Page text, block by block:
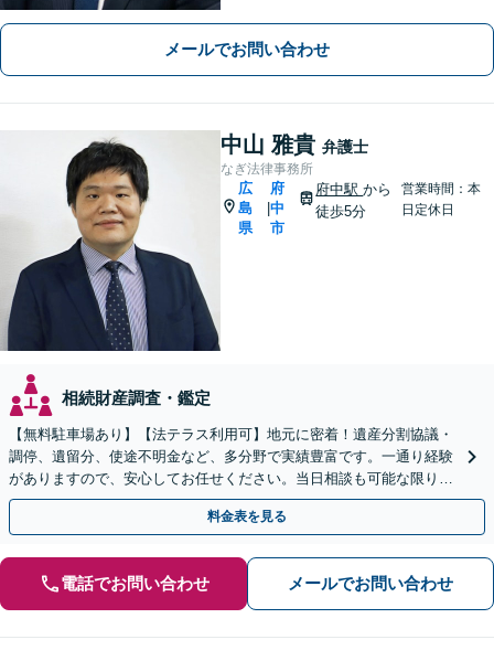
ご紹介がある場合の事業者相談は初回
無料です。
メールでお問い合わせ
中山 雅貴 弁護士
なぎ法律事務所
広
島
県
府
中
市
府中駅から
徒歩5分
営業時間：本
日定休日
相続財産調査・鑑定
【無料駐車場あり】【法テラス利用可】地元に密着！遺産分割協議・
調停、遺留分、使途不明金など、多分野で実績豊富です。一通り経験
がありますので、安心してお任せください。当日相談も可能な限り対
応します。悩まずお早めにご相談ください【出張相談対応】
料金表を見る
電話でお問い合わせ メールでお問い合わせ